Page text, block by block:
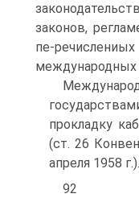
законов,
пе-
международных
прокладку
(ст. 26
апреля 1958 г.).
92